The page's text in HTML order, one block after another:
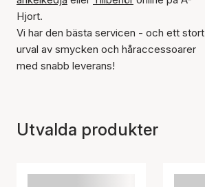
Hjort.
Vi har den bästa servicen - och ett stort
urval av smycken och håraccessoarer
med snabb leverans!
Utvalda produkter